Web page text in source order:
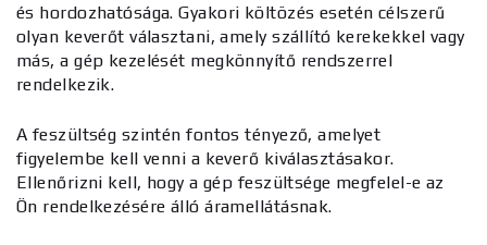
és hordozhatósága. Gyakori költözés esetén célszerű
olyan keverőt választani, amely szállító kerekekkel vagy
más, a gép kezelését megkönnyítő rendszerrel
rendelkezik.
A feszültség szintén fontos tényező, amelyet
figyelembe kell venni a keverő kiválasztásakor.
Ellenőrizni kell, hogy a gép feszültsége megfelel-e az
Ön rendelkezésére álló áramellátásnak.